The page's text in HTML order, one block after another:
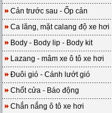
Cản trước sau - Ốp cản
Ca lăng, mặt calang độ xe hơi
Body - Body lip - Body kit
Lazang - mâm xe ô tô xe hơi
Đuôi gió - Cánh lướt gió
Chốt cửa - Báo động
Chắn nắng ô tô xe hơi